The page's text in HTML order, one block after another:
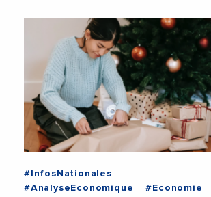
#InfosNationales
#AnalyseEconomique
#Economie